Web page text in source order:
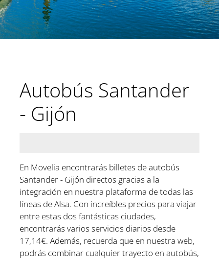
Autobús Santander
- Gijón
En Movelia encontrarás billetes de autobús
Santander - Gijón directos gracias a la
integración en nuestra plataforma de todas las
líneas de Alsa. Con increíbles precios para viajar
entre estas dos fantásticas ciudades,
encontrarás varios servicios diarios desde
17,14€. Además, recuerda que en nuestra web,
podrás combinar cualquier trayecto en autobús,